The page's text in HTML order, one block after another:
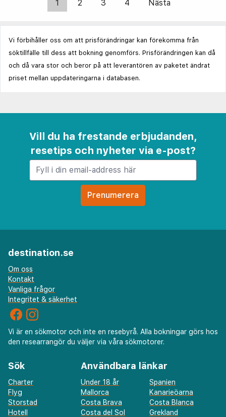
1 2 3 4 Nästa
Vi förbihåller oss om att prisförändringar kan förekomma från
söktillfälle till dess att bokning genomförs. Prisförändringen kan då
och då vara stor och beror på att leverantören av paketet ändrat
priset mellan uppdateringarna i databasen.
Vill du ha frestande erbjudanden,
resetips och nyheter via e-post?
destination.se
Om oss
Kontakt
Vanliga frågor
Integritet & säkerhet
Vi är en sökmotor och inte en resebyrå. Alla bokningar görs hos
den researrangör du väljer via våra sökmotorer.
Sök
Charter
Flyg
Storstad
Hotell
Användbara länkar
Under 18 år
Spanien
Mallorca
Kanarieöarna
Costa Brava
Costa Blanca
Costa del Sol
Grekland